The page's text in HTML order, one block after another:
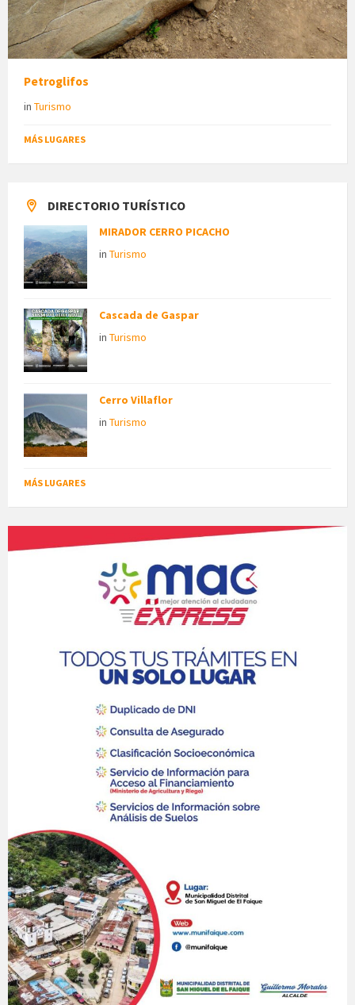
Petroglifos
in Turismo
MÁS LUGARES
DIRECTORIO TURÍSTICO
MIRADOR CERRO PICACHO
in Turismo
Cascada de Gaspar
in Turismo
Cerro Villaflor
in Turismo
MÁS LUGARES